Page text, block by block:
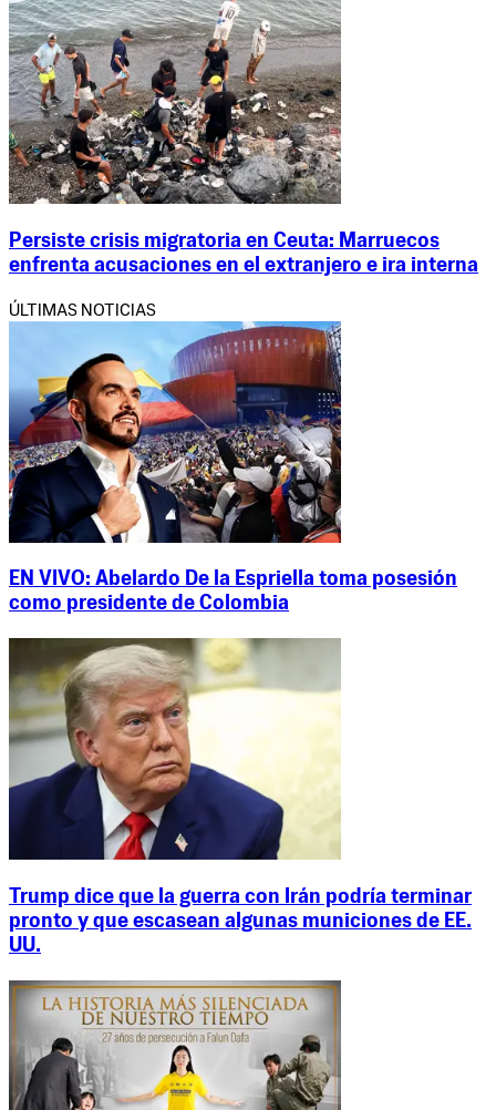
Persiste crisis migratoria en Ceuta: Marruecos
enfrenta acusaciones en el extranjero e ira interna
ÚLTIMAS NOTICIAS
EN VIVO: Abelardo De la Espriella toma posesión
como presidente de Colombia
Trump dice que la guerra con Irán podría terminar
pronto y que escasean algunas municiones de EE.
UU.